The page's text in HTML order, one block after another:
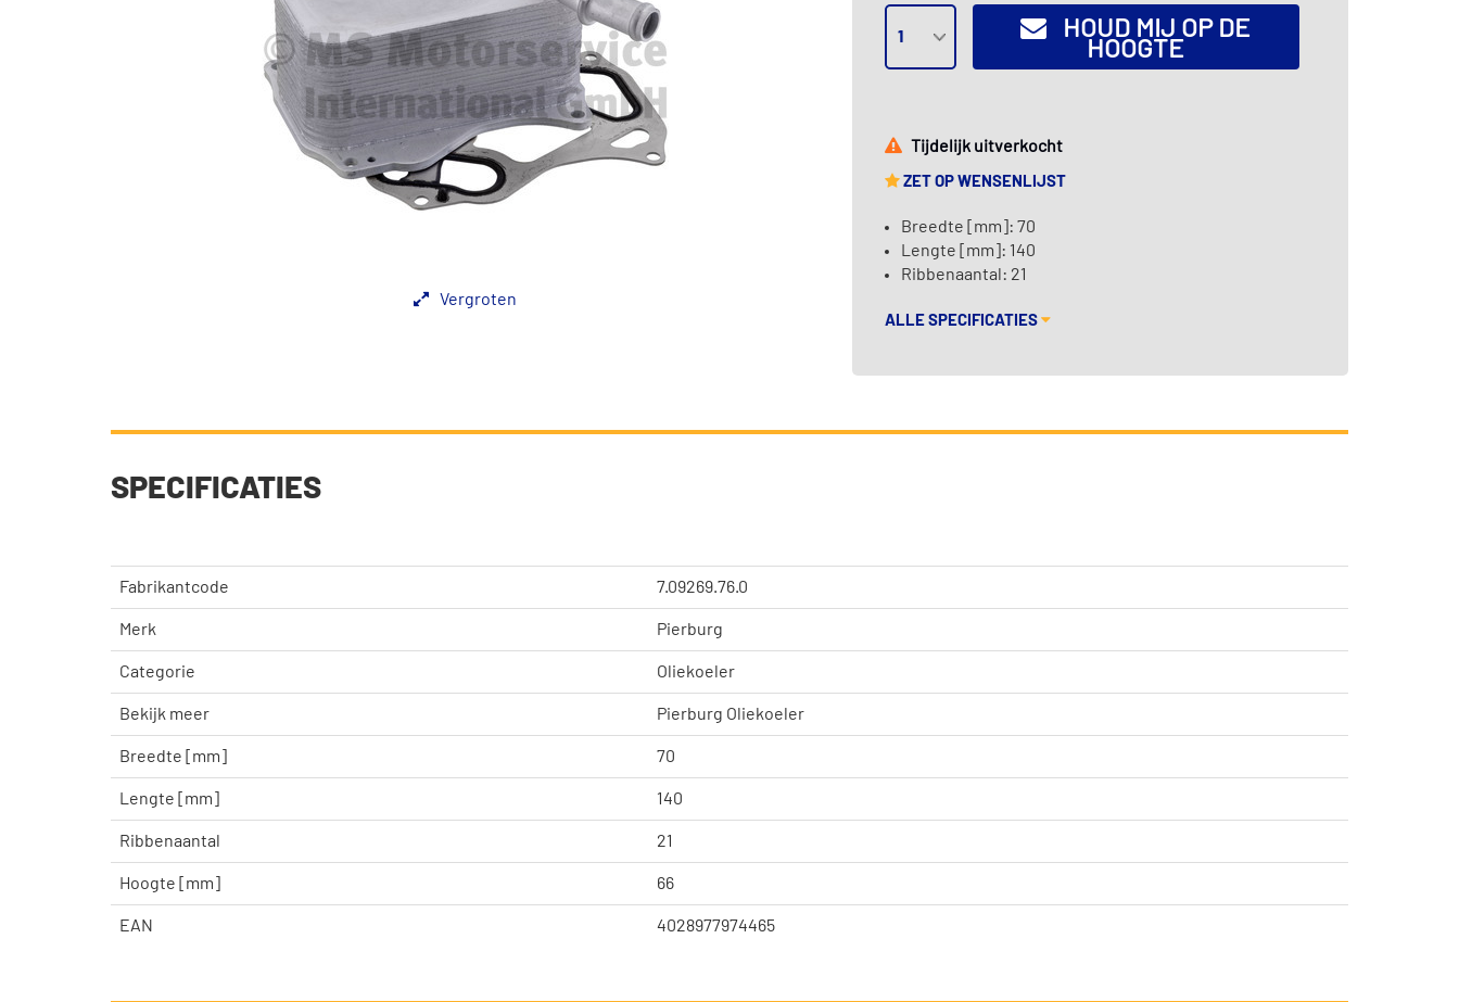
Vergroten
HOUD MIJ OP DE
HOOGTE
Tijdelijk uitverkocht
ZET OP WENSENLIJST
Breedte [mm]: 70
Lengte [mm]: 140
Ribbenaantal: 21
ALLE SPECIFICATIES
SPECIFICATIES
Fabrikantcode 7.09269.76.0
Merk Pierburg
Categorie Oliekoeler
Bekijk meer Pierburg Oliekoeler
Breedte [mm] 70
Lengte [mm] 140
Ribbenaantal 21
Hoogte [mm] 66
EAN 4028977974465